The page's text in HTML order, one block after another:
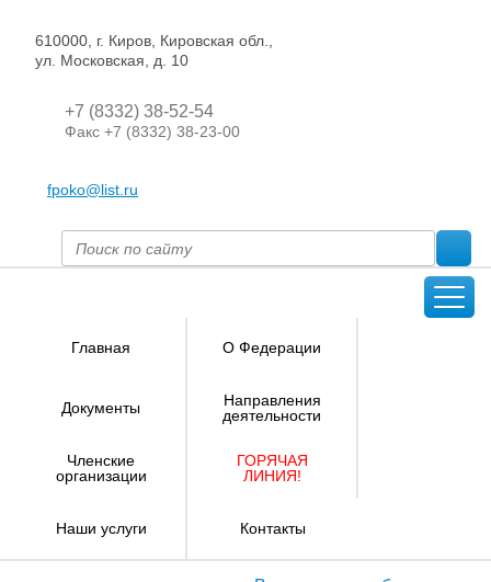
610000, г. Киров, Кировская обл.,
ул. Московская, д. 10
+7 (8332) 38-52-54
Факс +7 (8332) 38-23-00
fpoko@list.ru
Главная О Федерации
Документы
Направления
деятельности
Членские
организации
ГОРЯЧАЯ
ЛИНИЯ!
Наши услуги Контакты